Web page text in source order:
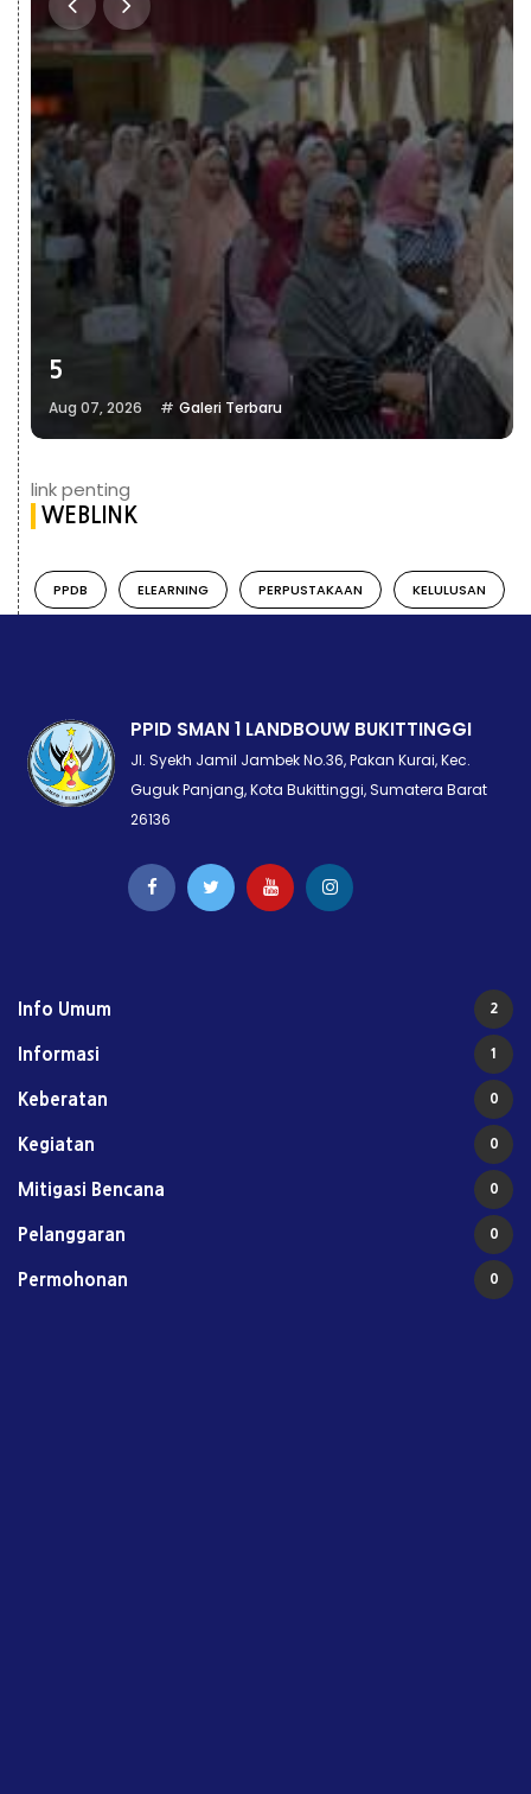
5
Aug 07, 2026 Galeri Terbaru
link penting
WEBLINK
PPDB ELEARNING PERPUSTAKAAN KELULUSAN
PPID SMAN 1 LANDBOUW BUKITTINGGI
Jl. Syekh Jamil Jambek No.36, Pakan Kurai, Kec.
Guguk Panjang, Kota Bukittinggi, Sumatera Barat
26136
Info Umum 2
Informasi 1
Keberatan 0
Kegiatan 0
Mitigasi Bencana 0
Pelanggaran 0
Permohonan 0